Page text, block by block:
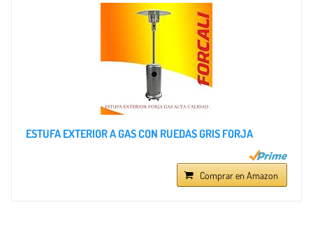
ESTUFA EXTERIOR A GAS CON RUEDAS GRIS FORJA
Comprar en Amazon